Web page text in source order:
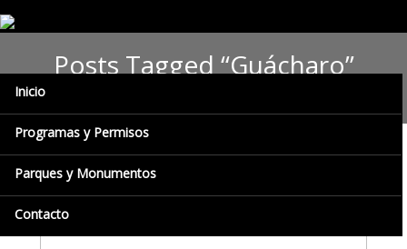
Inicio
Programas y Permisos
Parques y Monumentos
Contacto
Posts Tagged “Guácharo”